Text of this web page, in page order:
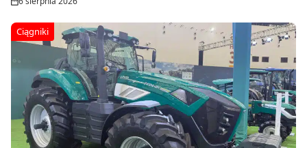
Ciągniki